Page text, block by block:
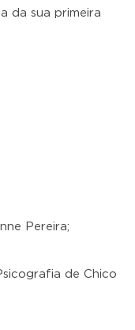
da sua primeira
Pereira;
de Chico